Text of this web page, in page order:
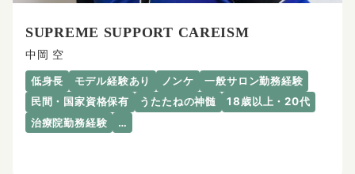
SUPREME SUPPORT CAREISM
中岡 空
低身長 モデル経験あり ノンケ
一般サロン勤務経験
民間・国家資格保有
うたたねの神髄
18歳以上・20代
治療院勤務経験
…